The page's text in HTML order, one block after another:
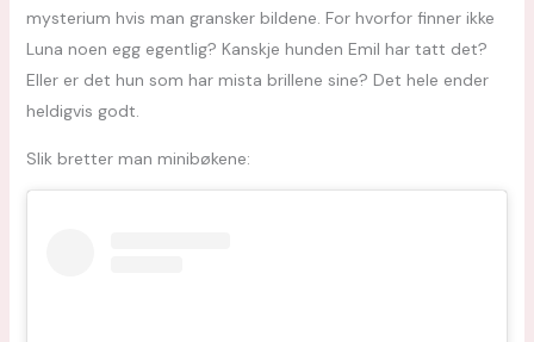
mysterium hvis man gransker bildene. For hvorfor finner ikke
Luna noen egg egentlig? Kanskje hunden Emil har tatt det?
Eller er det hun som har mista brillene sine? Det hele ender
heldigvis godt.
Slik bretter man minibøkene: